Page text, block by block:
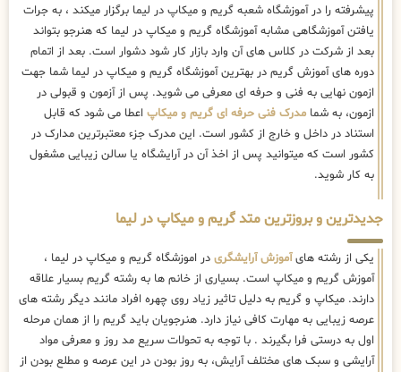
پیشرفته را در آموزشگاه شعبه گریم و میکاپ در لیما برگزار میکند ، به جرات
یافتن آموزشگاهی مشابه آموزشگاه گریم و میکاپ در لیما که هنرجو بتواند
بعد از شرکت در کلاس های آن وارد بازار کار شود دشوار است. بعد از اتمام
دوره های آموزش گریم در بهترین آموزشگاه گریم و میکاپ در لیما شما جهت
ازمون نهایی به فنی و حرفه ای معرفی می شوید. پس از آزمون و قبولی در
ازمون، به شما مدرک فنی حرفه ای گریم و میکاپ اعطا می شود که قابل
استناد در داخل و خارج از کشور است. این مدرک جزء معتبرترین مدارک در
کشور است که میتوانید پس از اخذ آن در آرایشگاه یا سالن زیبایی مشغول
به کار شوید.
جدیدترین و بروزترین متد گریم و میکاپ در لیما
یکی از رشته هایآموزش آرایشگری در اموزشگاه گریم و میکاپ در لیما ،
آموزش گریم و میکاپ است. بسیاری از خانم ها به رشته گریم بسیار علاقه
دارند. میکاپ و گریم به دلیل تاثیر زیاد روی چهره افراد مانند دیگر رشته های
عرصه زیبایی به مهارت کافی نیاز دارد. هنرجویان باید گریم را از همان مرحله
اول به درستی فرا بگیرند . با توجه به تحولات سریع مد روز و معرفی مواد
آرایشی و سبک های مختلف آرایش، به روز بودن در این عرصه و مطلع بودن از